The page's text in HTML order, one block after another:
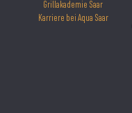
Grillakademie Saar
Karriere bei Aqua Saar